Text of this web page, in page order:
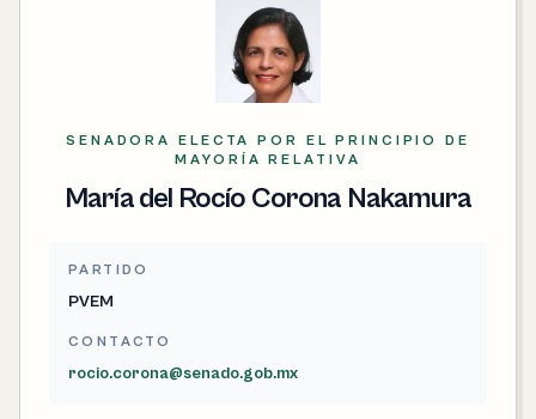
SENADORA ELECTA POR EL PRINCIPIO DE
MAYORÍA RELATIVA
María del Rocío Corona Nakamura
PARTIDO
PVEM
CONTACTO
rocio.corona@senado.gob.mx